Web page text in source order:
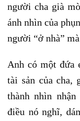
người cha già
ánh nhìn của
người “ở nhà”
Anh có một đứa
tài sản của cha,
thành nhìn
điều nó nghĩ,